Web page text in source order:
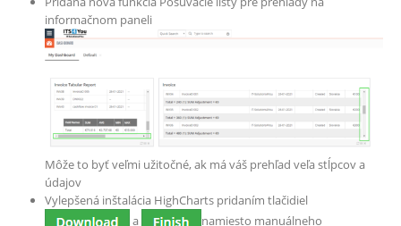
informačnom paneli
Môže to byť veľmi užitočné, ak má váš prehľad veľa stĺpcov a
údajov
Vylepšená inštalácia HighCharts pridaním tlačidiel
a
namiesto manuálneho